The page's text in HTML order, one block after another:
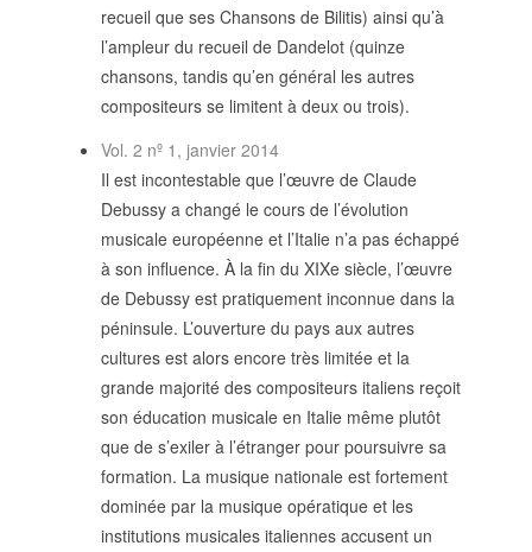
SUIVRE LA RMO
mailchimpfacebookx instagram
google linkedinyoutube
recueil que ses Chansons de Bilitis) ainsi qu’à
l’ampleur du recueil de Dandelot (quinze
chansons, tandis qu’en général les autres
compositeurs se limitent à deux ou trois).
Vol. 2 nº 1, janvier 2014
Il est incontestable que l’œuvre de Claude
Debussy a changé le cours de l’évolution
musicale européenne et l’Italie n’a pas échappé
à son influence. À la fin du XIXe siècle, l’œuvre
de Debussy est pratiquement inconnue dans la
péninsule. L’ouverture du pays aux autres
cultures est alors encore très limitée et la
grande majorité des compositeurs italiens reçoit
son éducation musicale en Italie même plutôt
que de s’exiler à l’étranger pour poursuivre sa
formation. La musique nationale est fortement
dominée par la musique opératique et les
institutions musicales italiennes accusent un